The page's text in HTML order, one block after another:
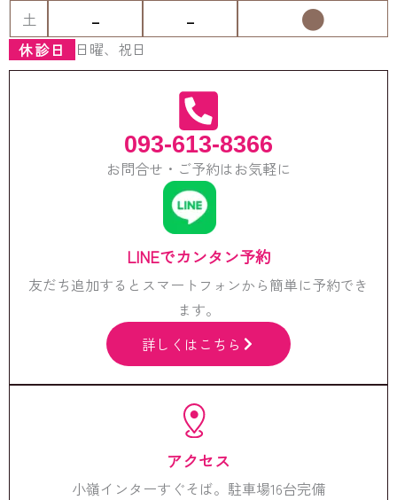
土 - - ●
休診日 日曜、祝日
093-613-8366
お問合せ・ご予約はお気軽に
LINEでカンタン予約
友だち追加するとスマートフォンから簡単に予約でき
ます。
詳しくはこちら
アクセス
小嶺インターすぐそば。駐車場16台完備